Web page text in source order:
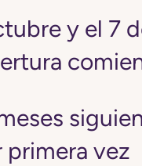
y el 7
primera vez